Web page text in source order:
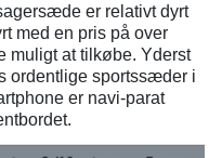
er relativt dyrt
med en pris på over
muligt at tilkøbe. Yderst
ordentlige sportssæder i
er navi-parat